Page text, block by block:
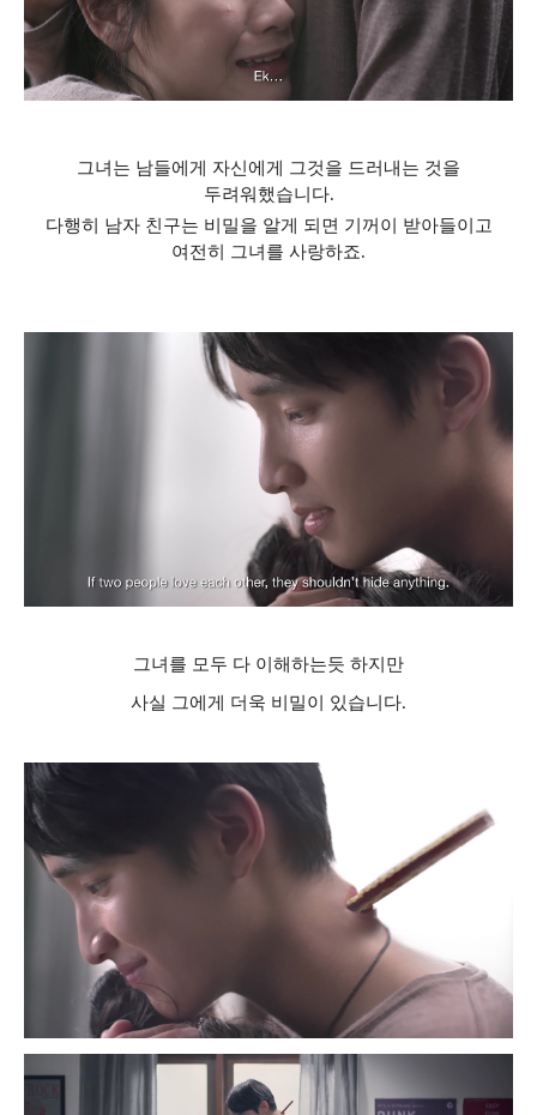
그녀는 남들에게 자신에게 그것을 드러내는 것을
두려워했습니다.
다행히 남자 친구는 비밀을 알게 되면 기꺼이 받아들이고
여전히 그녀를 사랑하죠.
그녀를 모두 다 이해하는듯 하지만
사실 그에게 더욱 비밀이 있습니다.